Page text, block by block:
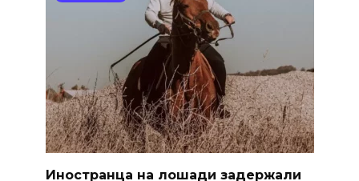
Иностранца на лошади задержали